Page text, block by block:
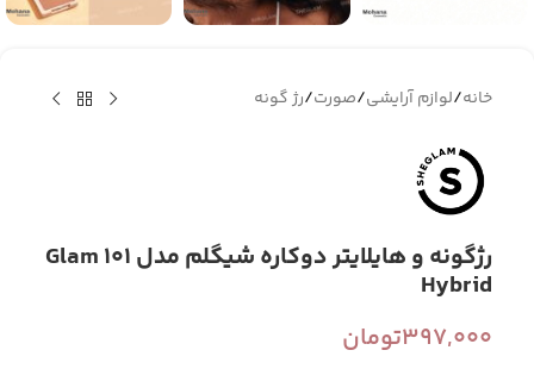
خانه/لوازم آرایشی/صورت/رژ گونه
رژگونه و هایلایتر دوکاره شیگلم مدل Glam 101
Hybrid
397,000تومان